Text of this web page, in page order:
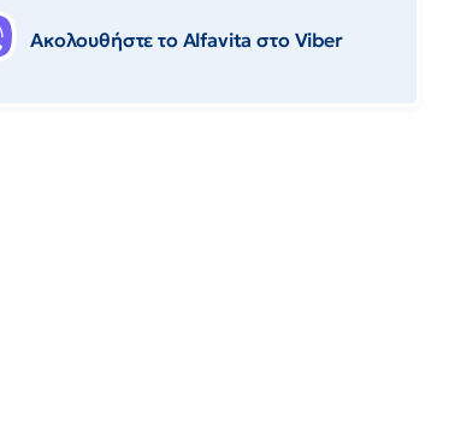
Ακολουθήστε το Αlfavita στο Viber